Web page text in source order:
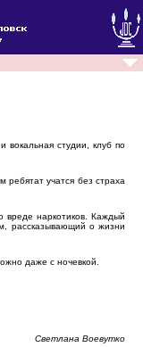
студии, клуб по
ребятат учатся без страха
наркотиков. Каждый
рассказывающий о жизни
даже с ночевкой.
Светлана Воевутко